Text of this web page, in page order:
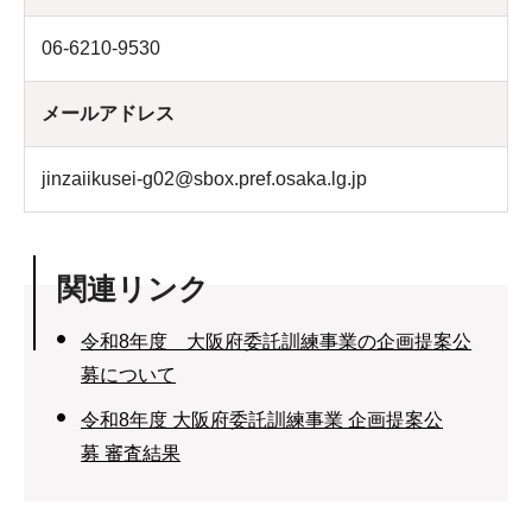
06-6210-9530
メールアドレス
jinzaiikusei-g02@sbox.pref.osaka.lg.jp
関連リンク
令和8年度 大阪府委託訓練事業の企画提案公
募について
令和8年度 大阪府委託訓練事業 企画提案公
募 審査結果